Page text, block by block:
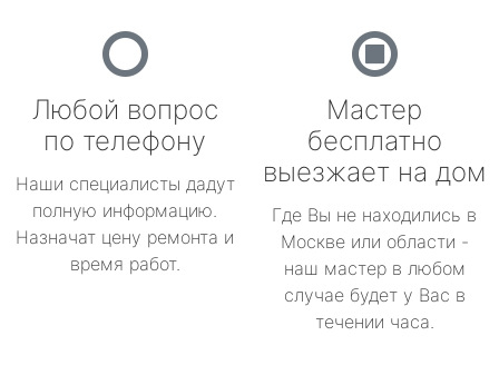
Любой вопрос
по телефону
Наши специалисты дадут
полную информацию.
Назначат цену ремонта и
время работ.
Мастер
бесплатно
выезжает на дом
Где Вы не находились в
Москве или области -
наш мастер в любом
случае будет у Вас в
течении часа.